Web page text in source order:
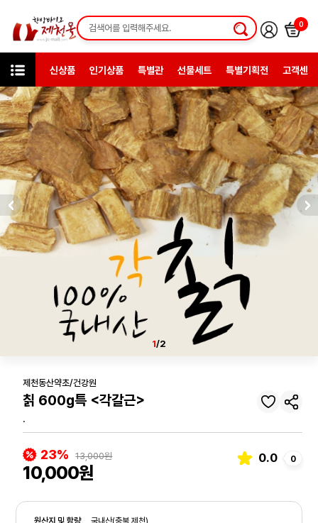
0
신상품 인기상품 특별관 선물세트 특별기획전 고객센터
상품검색 약초
1/2
제천동산약초/건강원
칡 600g특 <각갈근>
.
23% 13,000원
10,000원
0.0 0
원산지 및 함량
국내산(충북 제천)